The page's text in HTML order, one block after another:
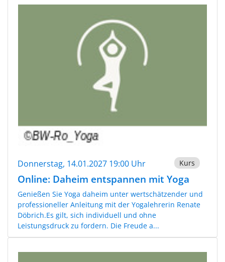
Donnerstag, 14.01.2027 19:00 Uhr Kurs
Online: Daheim entspannen mit Yoga
Genießen Sie Yoga daheim unter wertschätzender und
professioneller Anleitung mit der Yogalehrerin Renate
Döbrich.Es gilt, sich individuell und ohne
Leistungsdruck zu fordern. Die Freude a...